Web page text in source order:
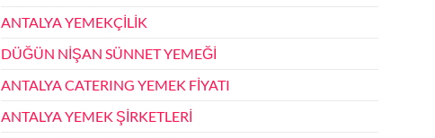
ANTALYA YEMEKÇİLİK
DÜĞÜN NİŞAN SÜNNET YEMEĞİ
ANTALYA CATERING YEMEK FİYATI
ANTALYA YEMEK ŞİRKETLERİ